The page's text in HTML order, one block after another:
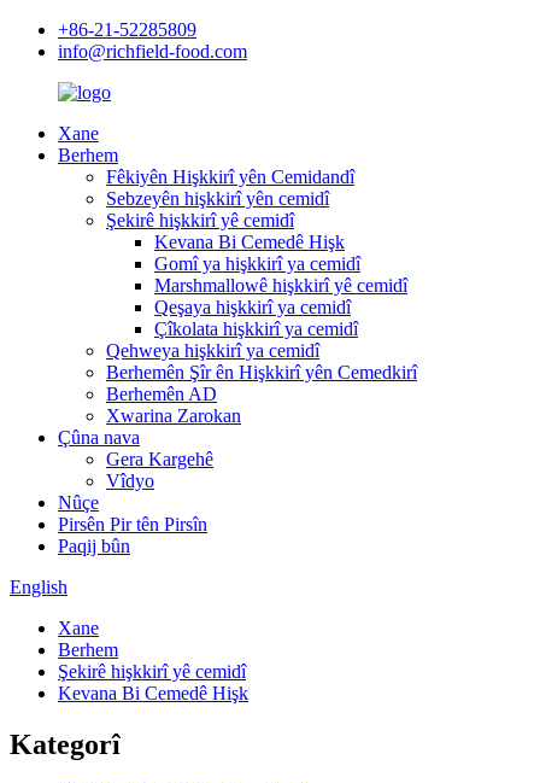
+86-21-52285809
info@richfield-food.com
Xane
Berhem
Fêkiyên Hişkkirî yên Cemidandî
Sebzeyên hişkkirî yên cemidî
Şekirê hişkkirî yê cemidî
Kevana Bi Cemedê Hişk
Gomî ya hişkkirî ya cemidî
Marshmallowê hişkkirî yê cemidî
Qeşaya hişkkirî ya cemidî
Çîkolata hişkkirî ya cemidî
Qehweya hişkkirî ya cemidî
Berhemên Şîr ên Hişkkirî yên Cemedkirî
Berhemên AD
Xwarina Zarokan
Çûna nava
Gera Kargehê
Vîdyo
Nûçe
Pirsên Pir tên Pirsîn
Paqij bûn
English
Xane
Berhem
Şekirê hişkkirî yê cemidî
Kevana Bi Cemedê Hişk
Kategorî